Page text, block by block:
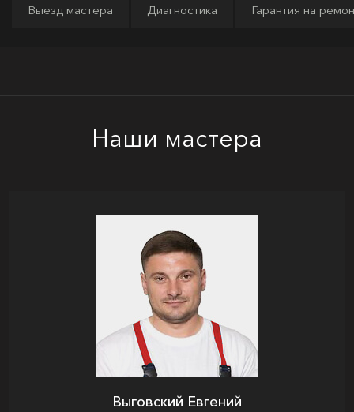
Выезд мастера Диагностика Гарантия на
Наши мастера
Выговский Евгений